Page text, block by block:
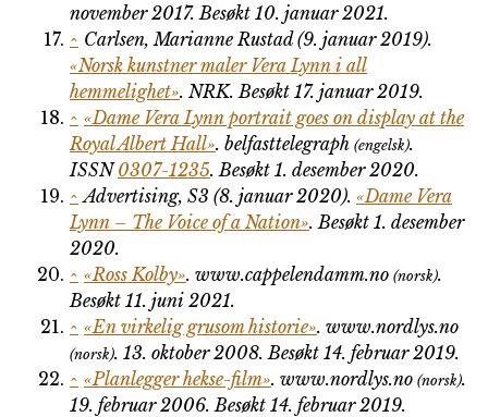
november 2017. Besøkt 10. januar 2021.
^ Carlsen, Marianne Rustad (9. januar 2019).
«Norsk kunstner maler Vera Lynn i all
hemmelighet». NRK. Besøkt 17. januar 2019.
^ «Dame Vera Lynn portrait goes on display at the
Royal Albert Hall». belfasttelegraph (engelsk).
ISSN0307-1235. Besøkt 1. desember 2020.
^ Advertising, S3 (8. januar 2020). «Dame Vera
Lynn – The Voice of a Nation». Besøkt 1. desember
2020.
^ «Ross Kolby». www.cappelendamm.no (norsk).
Besøkt 11. juni 2021.
^ «En virkelig grusom historie». www.nordlys.no
(norsk). 13. oktober 2008. Besøkt 14. februar 2019.
^ «Planlegger hekse-film». www.nordlys.no (norsk).
19. februar 2006. Besøkt 14. februar 2019.